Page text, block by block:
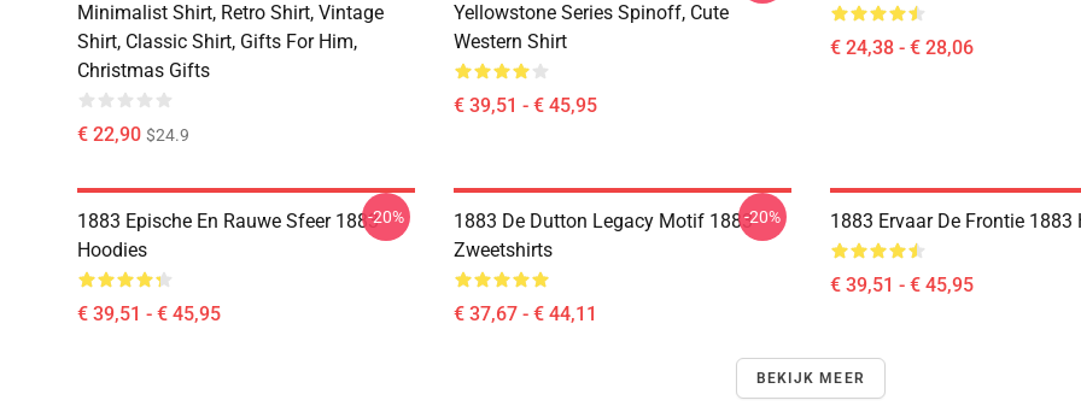
Minimalist Shirt, Retro Shirt, Vintage
Shirt, Classic Shirt, Gifts For Him,
Christmas Gifts
€ 22,90 $24.9
Yellowstone Series Spinoff, Cute
Western Shirt
€ 39,51 - € 45,95
€ 24,38 - € 28,06
1883 Epische En Rauwe Sfeer 1883
Hoodies
€ 39,51 - € 45,95
-20%
1883 De Dutton Legacy Motif 1883
Zweetshirts
€ 37,67 - € 44,11
-20% 1883 Ervaar De Frontie 1883
€ 39,51 - € 45,95
BEKIJK MEER